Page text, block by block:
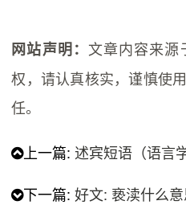
网站声明： 文章内容来源
权，请认真核实，谨慎使
任。
上一篇:述宾短语（语言
下一篇:好文: 亵渎什么